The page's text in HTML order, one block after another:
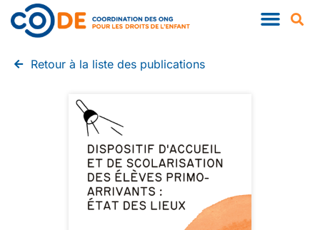
Retour à la liste des publications